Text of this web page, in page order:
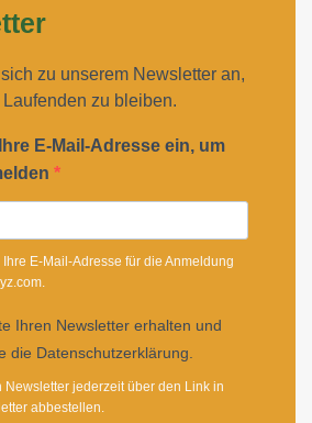
zu unserem Newsletter an,
Laufenden zu bleiben.
E-Mail-Adresse ein, um
E-Mail-Adresse für die Anmeldung
Ihren Newsletter erhalten und
die Datenschutzerklärung.
Newsletter jederzeit über den Link in
abbestellen.